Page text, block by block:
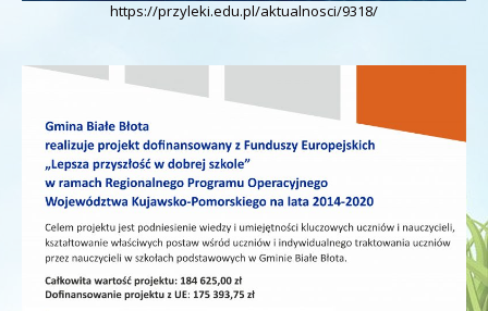
https://przyleki.edu.pl/aktualnosci/9318/